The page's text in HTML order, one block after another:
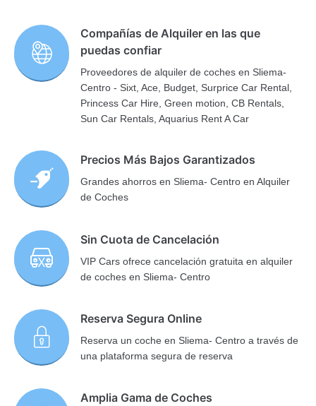
Compañías de Alquiler en las que
puedas confiar
Proveedores de alquiler de coches en Sliema-
Centro - Sixt, Ace, Budget, Surprice Car Rental,
Princess Car Hire, Green motion, CB Rentals,
Sun Car Rentals, Aquarius Rent A Car
Precios Más Bajos Garantizados
Grandes ahorros en Sliema- Centro en Alquiler
de Coches
Sin Cuota de Cancelación
VIP Cars ofrece cancelación gratuita en alquiler
de coches en Sliema- Centro
Reserva Segura Online
Reserva un coche en Sliema- Centro a través de
una plataforma segura de reserva
Amplia Gama de Coches